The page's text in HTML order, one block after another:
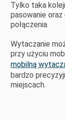
Tylko taka
pasowanie
połączenia.
Wytaczanie
przy użyciu
mobilną
bardzo
miejscach.